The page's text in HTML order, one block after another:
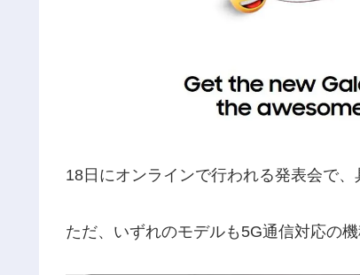
18日にオンラインで行われる発表会で、
ただ、いずれのモデルも5G通信対応の